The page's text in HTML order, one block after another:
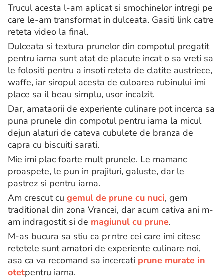
Trucul acesta l-am aplicat si smochinelor intregi pe
care le-am transformat in dulceata. Gasiti link catre
reteta video la final.
Dulceata si textura prunelor din compotul pregatit
pentru iarna sunt atat de placute incat o sa vreti sa
le folositi pentru a insoti reteta de clatite austriece,
waffe, iar siropul acesta de culoarea rubinului imi
place sa il beau simplu, usor incalzit.
Dar, amataorii de experiente culinare pot incerca sa
puna prunele din compotul pentru iarna la micul
dejun alaturi de cateva cubulete de branza de
capra cu biscuiti sarati.
Mie imi plac foarte mult prunele. Le mamanc
proaspete, le pun in prajituri, galuste, dar le
pastrez si pentru iarna.
Am crescut cu gemul de prune cu nuci, gem
traditional din zona Vrancei, dar acum cativa ani m-
am indragostit si de magiunul cu prune.
M-as bucura sa stiu ca printre cei care imi citesc
retetele sunt amatori de experiente culinare noi,
asa ca va recomand sa incercati prune murate in
otetpentru iarna.